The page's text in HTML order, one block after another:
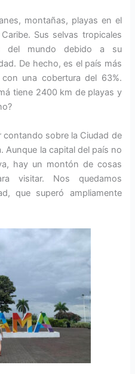
montañas, playas en el
Sus selvas tropicales
del mundo debido a su
De hecho, es el país más
una cobertura del 63%.
tiene 2400 km de playas y
sobre la Ciudad de
Aunque la capital del país no
hay un montón de cosas
visitar. Nos quedamos
que superó ampliamente